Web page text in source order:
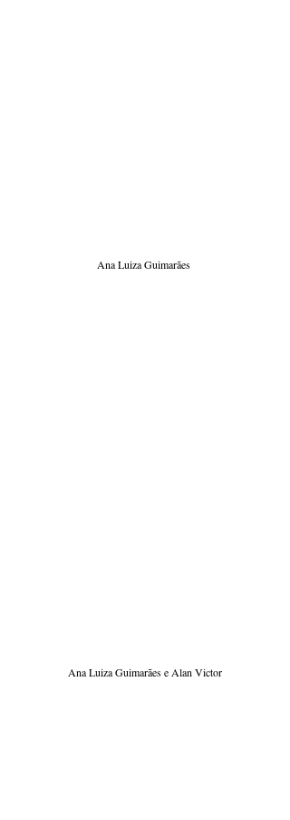
Ana Luiza Guimarães
Ana Luiza Guimarães e Alan Victor